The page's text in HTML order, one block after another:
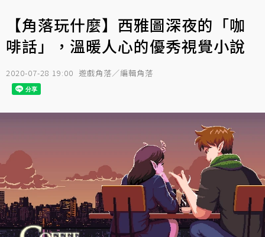
【角落玩什麼】西雅圖深夜的「咖
啡話」，溫暖人心的優秀視覺小說
2020-07-28 19:00 遊戲角落／編輯角落